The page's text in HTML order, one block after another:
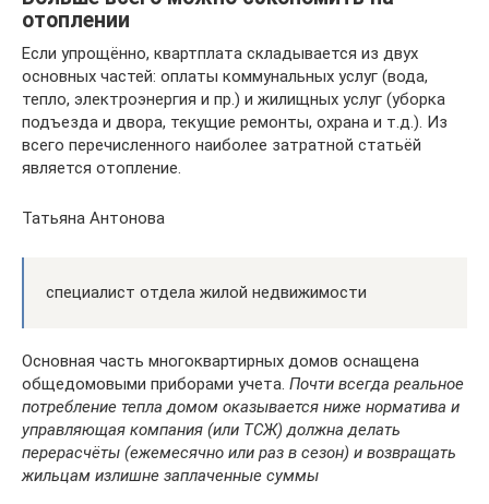
отоплении
Если упрощённо, квартплата складывается из двух
основных частей: оплаты коммунальных услуг (вода,
тепло, электроэнергия и пр.) и жилищных услуг (уборка
подъезда и двора, текущие ремонты, охрана и т.д.). Из
всего перечисленного наиболее затратной статьёй
является отопление.
Татьяна Антонова
специалист отдела жилой недвижимости
Основная часть многоквартирных домов оснащена
общедомовыми приборами учета. Почти всегда реальное
потребление тепла домом оказывается ниже норматива и
управляющая компания (или ТСЖ) должна делать
перерасчёты (ежемесячно или раз в сезон) и возвращать
жильцам излишне заплаченные суммы